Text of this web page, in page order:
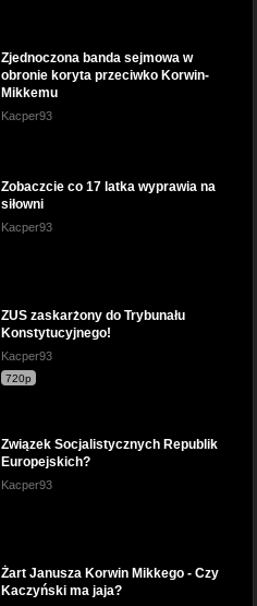
Zjednoczona banda sejmowa w
obronie koryta przeciwko Korwin-
Mikkemu
Kacper93
Zobaczcie co 17 latka wyprawia na
siłowni
Kacper93
ZUS zaskarżony do Trybunału
Konstytucyjnego!
Kacper93
720p
Związek Socjalistycznych Republik
Europejskich?
Kacper93
Żart Janusza Korwin Mikkego - Czy
Kaczyński ma jaja?